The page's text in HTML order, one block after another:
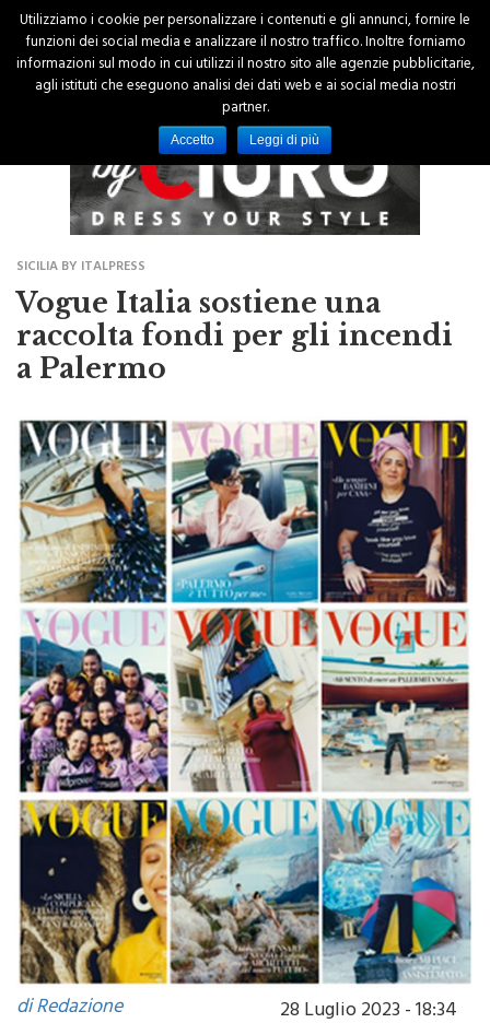
SICILIA BY ITALPRESS
Vogue Italia sostiene una
raccolta fondi per gli incendi
a Palermo
di Redazione
28 Luglio 2023 - 18:34
Utilizziamo i cookie per personalizzare i contenuti e gli annunci, fornire le
funzioni dei social media e analizzare il nostro traffico. Inoltre forniamo
informazioni sul modo in cui utilizzi il nostro sito alle agenzie pubblicitarie,
agli istituti che eseguono analisi dei dati web e ai social media nostri
partner.
Accetto Leggi di più